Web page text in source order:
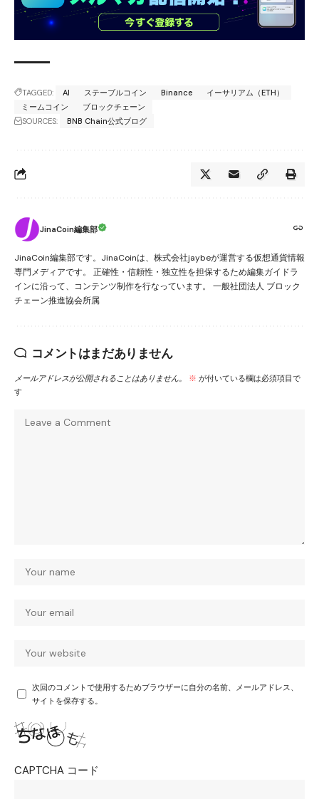
TAGGED: AI ステーブルコイン Binance
イーサリアム（ETH）
ミームコイン
ブロックチェーン
SOURCES:
BNB Chain公式ブログ
JinaCoin編集部
JinaCoin編集部です。JinaCoinは、株式会社jaybeが運営する仮想通貨情報
専門メディアです。 正確性・信頼性・独立性を担保するため編集ガイドラ
インに沿って、コンテンツ制作を行なっています。 一般社団法人 ブロック
チェーン推進協会所属
コメントはまだありません
メールアドレスが公開されることはありません。 ※ が付いている欄は必須項目で
す
次回のコメントで使用するためブラウザーに自分の名前、メールアドレス、
サイトを保存する。
CAPTCHA コード